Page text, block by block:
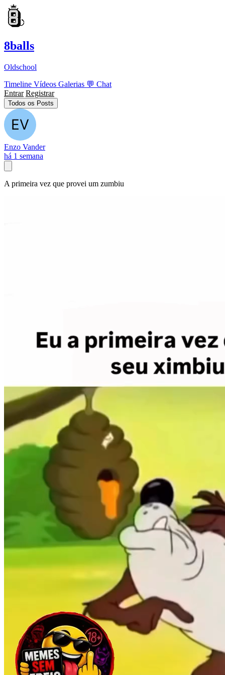
8balls
Oldschool
Timeline Vídeos Galerias 💬 Chat
Entrar Registrar
Todos os Posts
Enzo Vander
há 1 semana
A primeira vez que provei um zumbiu